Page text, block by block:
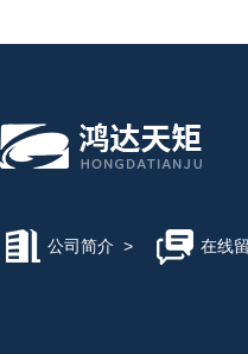
公司简介 > 在线